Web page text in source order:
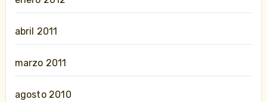
abril 2011
marzo 2011
agosto 2010